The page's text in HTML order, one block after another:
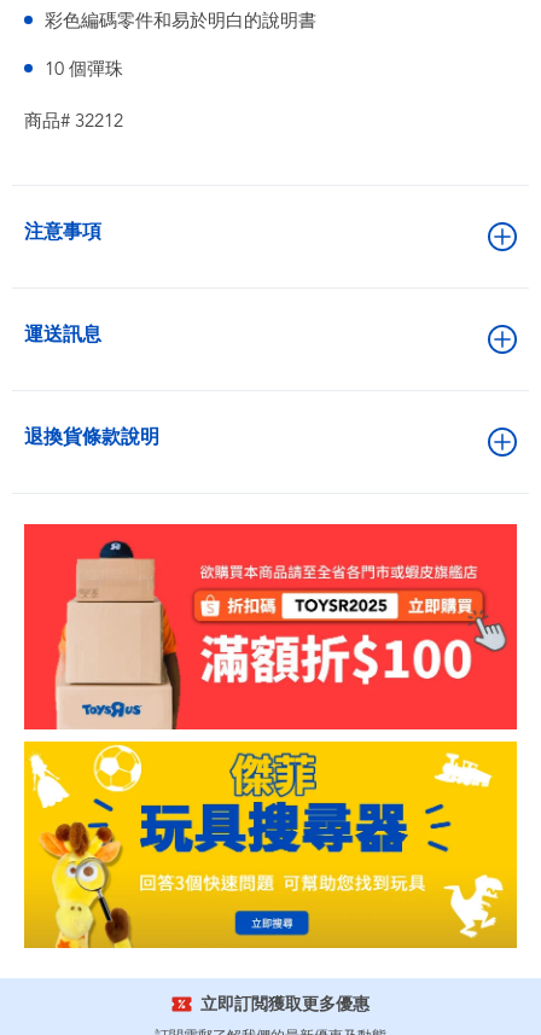
彩色編碼零件和易於明白的說明書
10 個彈珠
商品# 32212
注意事項
運送訊息
退換貨條款說明
立即訂閲獲取更多優惠